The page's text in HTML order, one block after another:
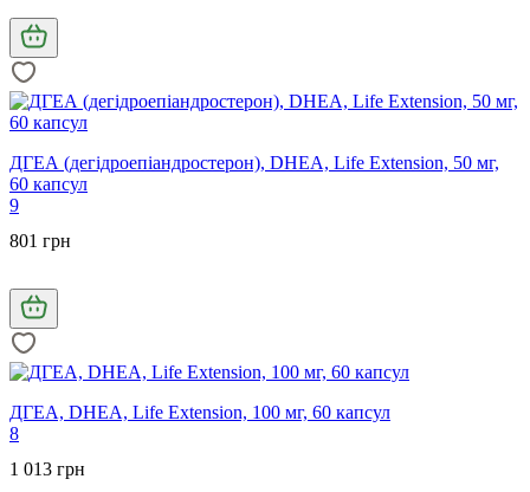
ДГЕА (дегідроепіандростерон), DHEA, Life Extension, 50 мг,
60 капсул
9
801 грн
ДГЕА, DHEA, Life Extension, 100 мг, 60 капсул
8
1 013 грн